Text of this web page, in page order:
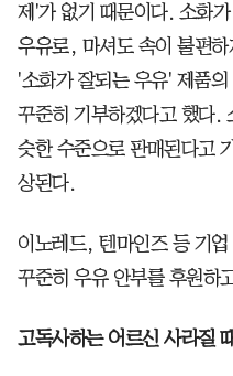
제'가 없기 때문이다. 소화
우유로, 마셔도 속이 불편
'소화가 잘되는 우유' 제품
꾸준히 기부하겠다고 했다.
슷한 수준으로 판매된다고
상된다.
이노레드, 텐마인즈 등 기
꾸준히 우유 안부를 후원하
고독사하는 어르신 사라질